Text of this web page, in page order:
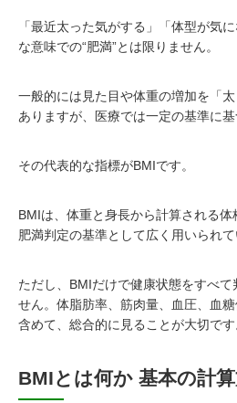
「最近太った気がする」「体型が気
な意味での“肥満”とは限りません。
一般的には見た目や体重の増加を「
ありますが、医療では一定の基準に基
その代表的な指標がBMIです。
BMIは、体重と身長から計算される
肥満判定の基準として広く用いられて
ただし、BMIだけで健康状態をすべて
せん。体脂肪率、筋肉量、血圧、血
含めて、総合的に見ることが大切です
BMIとは何か 基本の計